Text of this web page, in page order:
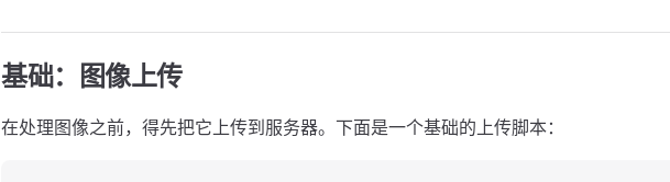
基础：图像上传
在处理图像之前，得先把它上传到服务器。下面是一个基础的上传脚本：